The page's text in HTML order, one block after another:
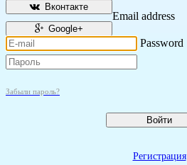
Вконтакте
Google+
Email address
Password
Забыли пароль?
Войти
Регистрация